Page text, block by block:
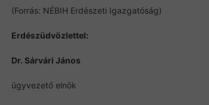
(Forrás: NÉBIH Erdészeti Igazgatóság)
Erdészüdvözlettel:
Dr. Sárvári János
ügyvezető elnök